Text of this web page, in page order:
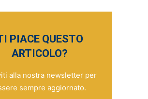
PIACE QUESTO
ARTICOLO?
alla nostra newsletter per
sempre aggiornato.